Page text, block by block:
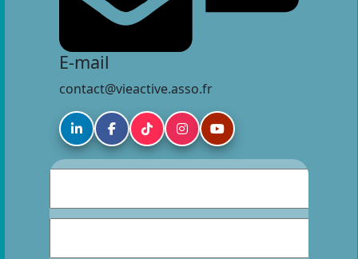
E-mail
contact@vieactive.asso.fr